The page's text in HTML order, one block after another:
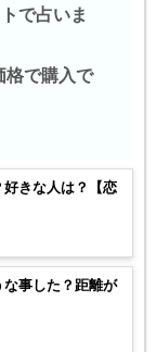
で占いま
格で購入で
きな人は？【恋
事した？距離が